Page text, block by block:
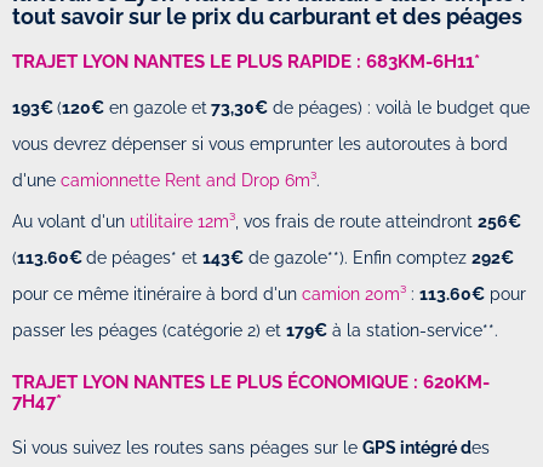
tout savoir sur le prix du carburant et des péages
TRAJET LYON NANTES LE PLUS RAPIDE : 683KM-6H11*
193€(120€ en gazole et 73,30€ de péages) : voilà le budget que
vous devrez dépenser si vous emprunter les autoroutes à bord
d'une camionnette Rent and Drop 6m³.
Au volant d'un utilitaire 12m³ , vos frais de route atteindront 256€
(113.60€de péages* et 143€ de gazole**). Enfin comptez 292€
pour ce même itinéraire à bord d'un camion 20m³ : 113.60€ pour
passer les péages (catégorie 2) et 179€ à la station-service**.
TRAJET LYON NANTES LE PLUS ÉCONOMIQUE : 620KM-
7H47*
Si vous suivez les routes sans péages sur le GPS intégré des